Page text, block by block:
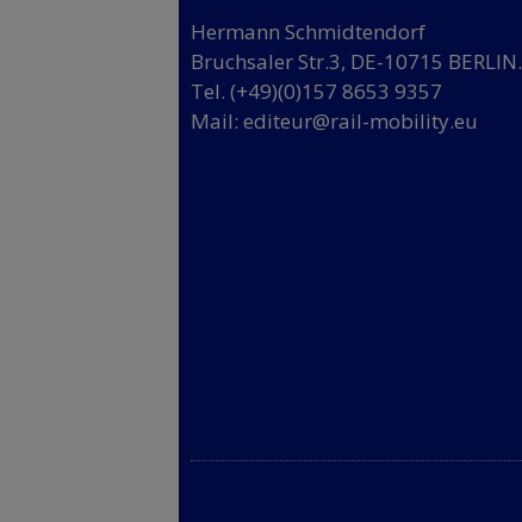
Hermann Schmidtendorf
Bruchsaler Str.3, DE-10715 BERLIN.
Tel. (+49)(0)157 8653 9357
Mail: editeur@rail-mobility.eu